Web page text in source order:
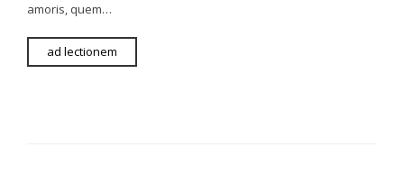
amoris, quem…
ad lectionem